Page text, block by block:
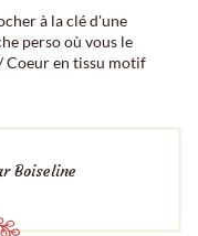
à la clé d'une
perso où vous le
Coeur en tissu motif
Boiseline